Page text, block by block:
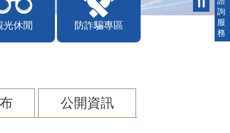
光休閒 防詐騙專區
公開資訊
詢
服
務